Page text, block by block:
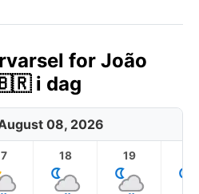
for João
i dag
08, 2026
18 19